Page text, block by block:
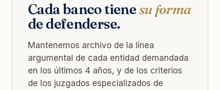
Cada banco tienesu forma
de defenderse.
Mantenemos archivo de la línea
argumental de cada entidad demandada
en los últimos 4 años, y de los criterios
de los juzgados especializados de